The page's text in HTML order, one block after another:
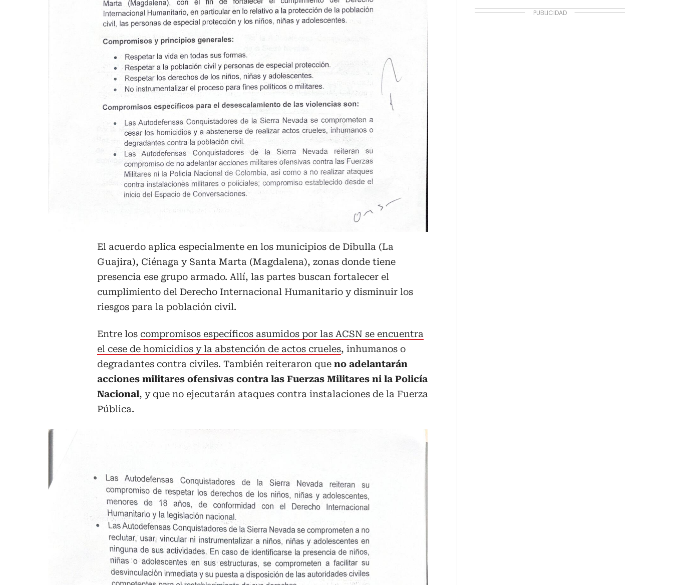
El acuerdo aplica especialmente en los municipios de Dibulla (La
Guajira), Ciénaga y Santa Marta (Magdalena), zonas donde tiene
presencia ese grupo armado. Allí, las partes buscan fortalecer el
cumplimiento del Derecho Internacional Humanitario y disminuir los
riesgos para la población civil.
Entre los compromisos específicos asumidos por las ACSN se encuentra
el cese de homicidios y la abstención de actos crueles, inhumanos o
degradantes contra civiles. También reiteraron que no adelantarán
acciones militares ofensivas contra las Fuerzas Militares ni la Policía
Nacional, y que no ejecutarán ataques contra instalaciones de la Fuerza
Pública.